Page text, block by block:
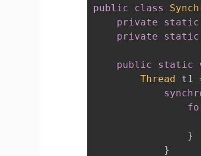
public class
private
static
private
static
public static
Thread t1
}
}